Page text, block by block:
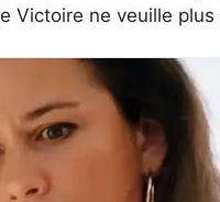
Victoire ne veuille plus